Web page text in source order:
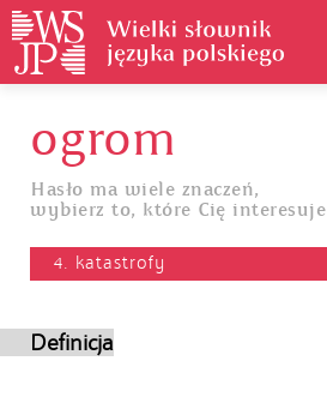
Jak korzystać
ogrom
Hasło ma wiele znaczeń,
wybierz to, które Cię interesuje
4. katastrofy
Definicja